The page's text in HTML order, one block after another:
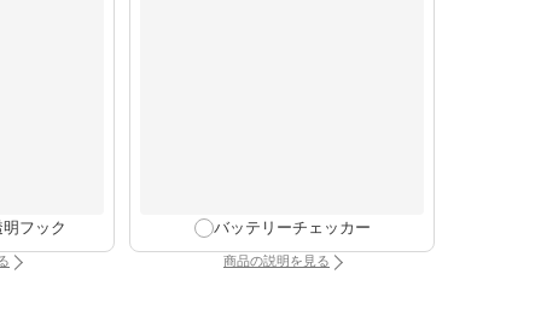
フック
時計専用透明フック（別タブで開きます）
バッテリーチェッカー
商品の説明を見る：バッテリーチェッカー（別タブで開きま